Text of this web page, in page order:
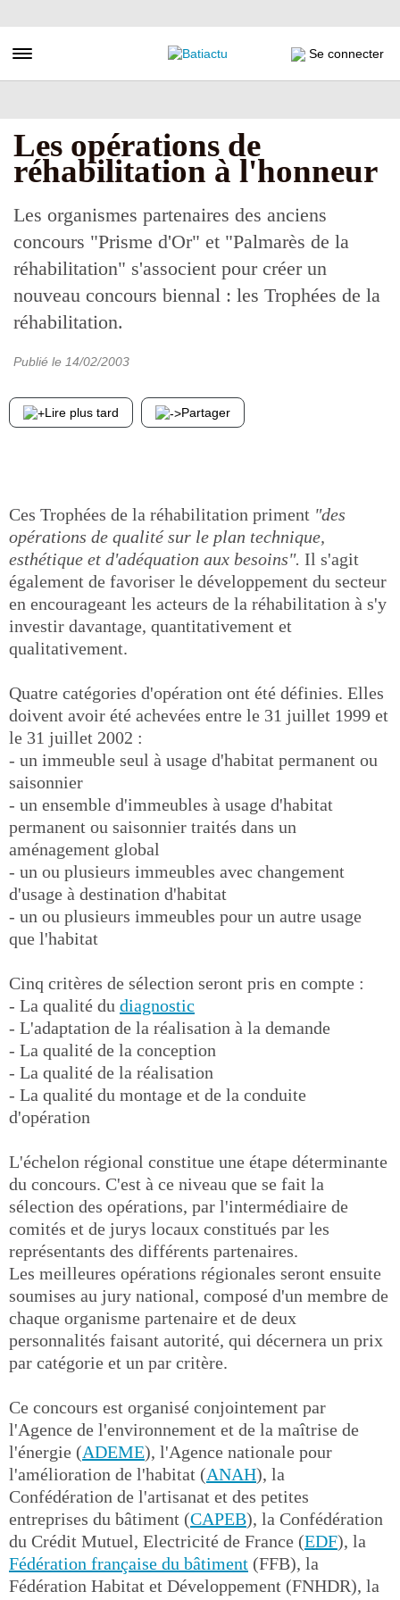
au
principal
Toggle navigation Se connecter
Les opérations de
réhabilitation à l'honneur
Les organismes partenaires des anciens
concours "Prisme d'Or" et "Palmarès de la
réhabilitation" s'associent pour créer un
nouveau concours biennal : les Trophées de la
réhabilitation.
Publié le 14/02/2003
Lire plus tard Partager
Ces Trophées de la réhabilitation priment "des
opérations de qualité sur le plan technique,
esthétique et d'adéquation aux besoins". Il s'agit
également de favoriser le développement du secteur
en encourageant les acteurs de la réhabilitation à s'y
investir davantage, quantitativement et
qualitativement.
Quatre catégories d'opération ont été définies. Elles
doivent avoir été achevées entre le 31 juillet 1999 et
le 31 juillet 2002 :
- un immeuble seul à usage d'habitat permanent ou
saisonnier
- un ensemble d'immeubles à usage d'habitat
permanent ou saisonnier traités dans un
aménagement global
- un ou plusieurs immeubles avec changement
d'usage à destination d'habitat
- un ou plusieurs immeubles pour un autre usage
que l'habitat
Cinq critères de sélection seront pris en compte :
- La qualité du diagnostic
- L'adaptation de la réalisation à la demande
- La qualité de la conception
- La qualité de la réalisation
- La qualité du montage et de la conduite
d'opération
L'échelon régional constitue une étape déterminante
du concours. C'est à ce niveau que se fait la
sélection des opérations, par l'intermédiaire de
comités et de jurys locaux constitués par les
représentants des différents partenaires.
Les meilleures opérations régionales seront ensuite
soumises au jury national, composé d'un membre de
chaque organisme partenaire et de deux
personnalités faisant autorité, qui décernera un prix
par catégorie et un par critère.
Ce concours est organisé conjointement par
l'Agence de l'environnement et de la maîtrise de
l'énergie (ADEME), l'Agence nationale pour
l'amélioration de l'habitat (ANAH), la
Confédération de l'artisanat et des petites
entreprises du bâtiment (CAPEB), la Confédération
du Crédit Mutuel, Electricité de France (EDF), la
Fédération française du bâtiment (FFB), la
Fédération Habitat et Développement (FNHDR), la